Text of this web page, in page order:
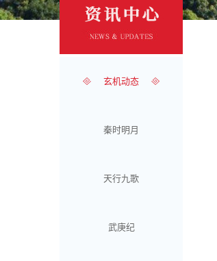
玄机动态
秦时明月
天行九歌
武庚纪